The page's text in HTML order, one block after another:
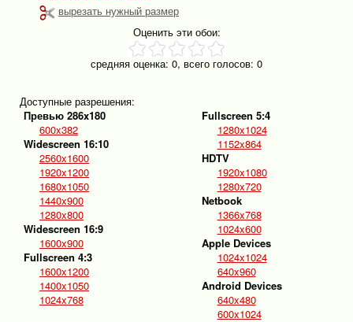
вырезать нужный размер
Оценить эти обои:
средняя оценка: 0, всего голосов: 0
Доступные разрешения:
Превью 286x180
600x382
Widescreen 16:10
2560x1600
1920x1200
1680x1050
1440x900
1280x800
Widescreen 16:9
1600x900
Fullscreen 4:3
1600x1200
1400x1050
1024x768
Fullscreen 5:4
1280x1024
1152x864
HDTV
1920x1080
1280x720
Netbook
1366x768
1024x600
Apple Devices
1024x1024
640x960
Android Devices
640x480
600x1024